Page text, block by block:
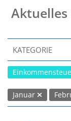
KATEGORIE
Januar